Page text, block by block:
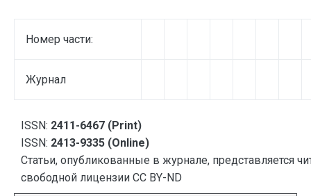
Номер части:
Журнал
ISSN: 2411-6467 (Print)
ISSN: 2413-9335 (Online)
Статьи, опубликованные в журнале, представляется
свободной лицензии CC BY-ND